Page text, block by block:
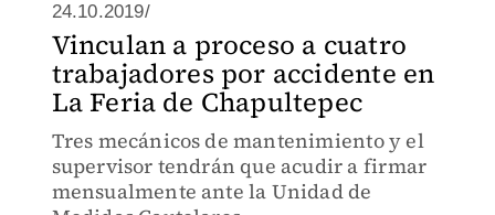
24.10.2019/
Vinculan a proceso a cuatro
trabajadores por accidente en
La Feria de Chapultepec
Tres mecánicos de mantenimiento y el
supervisor tendrán que acudir a firmar
mensualmente ante la Unidad de